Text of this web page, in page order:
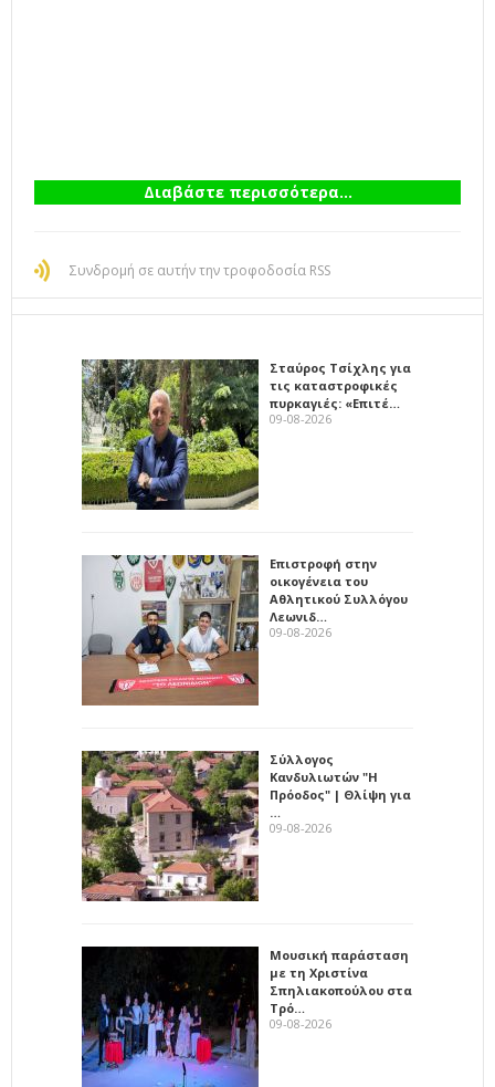
Διαβάστε περισσότερα...
Συνδρομή σε αυτήν την τροφοδοσία RSS
Σταύρος Τσίχλης για
τις καταστροφικές
πυρκαγιές: «Επιτέ…
09-08-2026
Επιστροφή στην
οικογένεια του
Αθλητικού Συλλόγου
Λεωνιδ…
09-08-2026
Σύλλογος
Κανδυλιωτών "Η
Πρόοδος" | Θλίψη για
…
09-08-2026
Μουσική παράσταση
με τη Χριστίνα
Σπηλιακοπούλου στα
Τρό…
09-08-2026